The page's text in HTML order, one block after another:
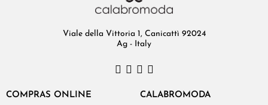
Viale della Vittoria 1, Canicattì 92024
Ag - Italy
COMPRAS ONLINE CALABROMODA